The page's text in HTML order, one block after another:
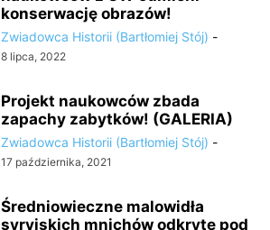
konserwację obrazów!
Zwiadowca Historii (Bartłomiej Stój) -
8 lipca, 2022
Projekt naukowców zbada
zapachy zabytków! (GALERIA)
Zwiadowca Historii (Bartłomiej Stój) -
17 października, 2021
Średniowieczne malowidła
syryjskich mnichów odkryte pod